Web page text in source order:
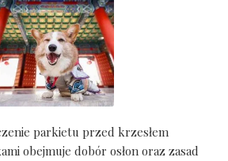
parkietu przed krzesłem
obejmuje dobór osłon oraz zasad